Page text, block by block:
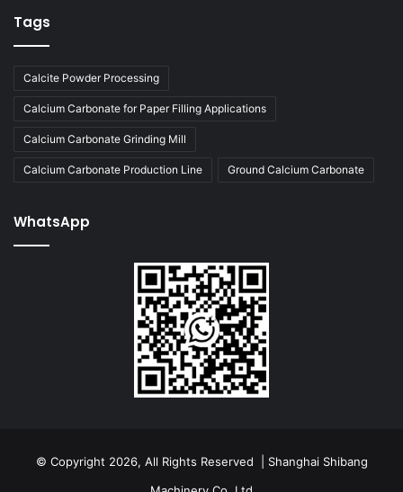
Tags
Calcite Powder Processing
Calcium Carbonate for Paper Filling Applications
Calcium Carbonate Grinding Mill
Calcium Carbonate Production Line Ground Calcium Carbonate
WhatsApp
© Copyright 2026, All Rights Reserved | Shanghai Shibang